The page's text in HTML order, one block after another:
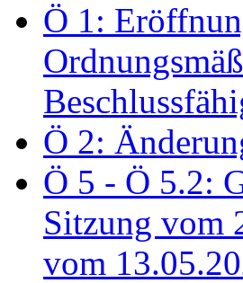
Ö 1:
Ö 2:
Ö 5 - Ö 5.2:
Sitzung vom
vom